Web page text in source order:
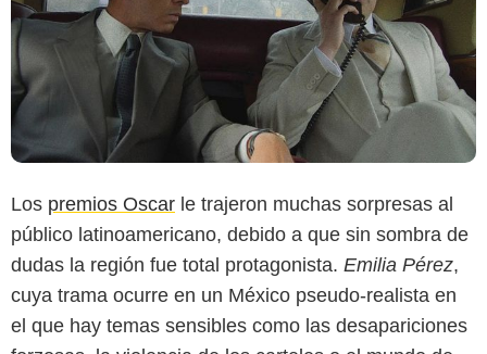
Los premios Oscar le trajeron muchas sorpresas al
público latinoamericano, debido a que sin sombra de
dudas la región fue total protagonista. Emilia Pérez,
cuya trama ocurre en un México pseudo-realista en
el que hay temas sensibles como las desapariciones